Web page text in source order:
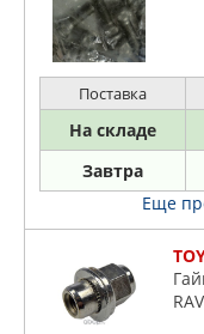
Поставка
На складе
Завтра
Еще